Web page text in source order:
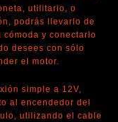
utilitario, o
podrás llevarlo de
cómoda y conectarlo
desees con sólo
el motor.
simple a 12V,
al encendedor del
utilizando el cable